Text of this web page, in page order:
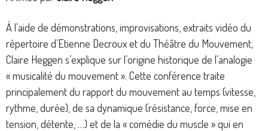
À l’aide de démonstrations, improvisations, extraits vidéo du
répertoire d’Etienne Decroux et du Théâtre du Mouvement,
Claire Heggen s’explique sur l’origine historique de l’analogie
« musicalité du mouvement ». Cette conférence traite
principalement du rapport du mouvement au temps (vitesse,
rythme, durée), de sa dynamique (résistance, force, mise en
tension, détente, …) et de la « comédie du muscle » qui en